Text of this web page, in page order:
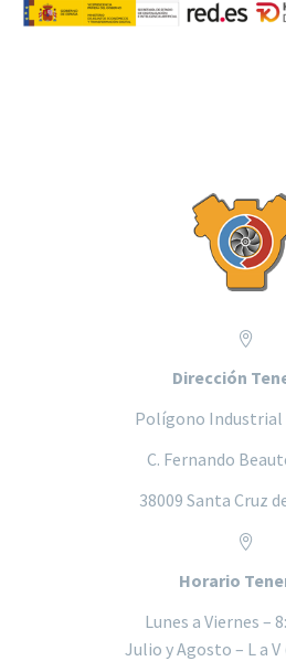


Dirección
Polígono Industrial
C. Fernando
38009 Santa Cruz


Horario
Lunes a Viernes –
Julio y Agosto – L a V